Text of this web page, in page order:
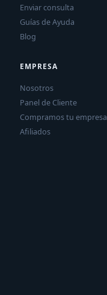
Enviar consulta
Guías de Ayuda
Blog
EMPRESA
Nosotros
Panel de Cliente
Compramos tu empresa
Afiliados